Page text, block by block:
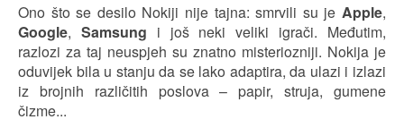
Ono što se desilo Nokiji nije tajna: smrvili su je Apple,
Google, Samsung i još neki veliki igrači. Međutim,
razlozi za taj neuspjeh su znatno misteriozniji. Nokija je
oduvijek bila u stanju da se lako adaptira, da ulazi i izlazi
iz brojnih različitih poslova – papir, struja, gumene
čizme...